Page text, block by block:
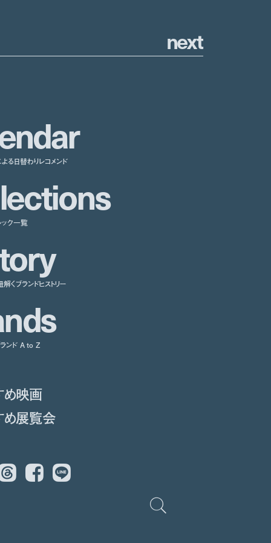
next
ndar
る日替わりレコメンド
ections
ック一覧
ory
くブランドヒストリー
nds
ランド A to Z
映画
展覧会
Facebook LINE